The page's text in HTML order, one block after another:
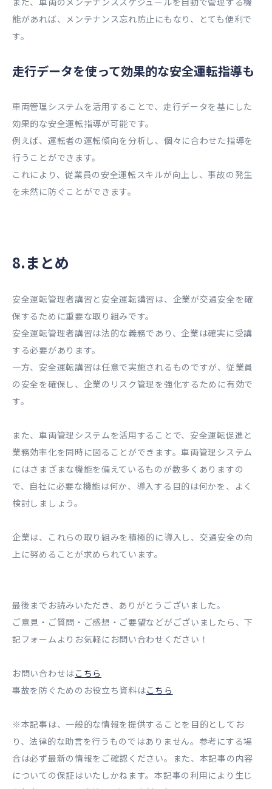
能があれば、メンテナンス忘れ防止にもなり、とても便利で
す。
走行データを使って効果的な安全運転指導も
車両管理システムを活用することで、走行データを基にした
効果的な安全運転指導が可能です。
例えば、運転者の運転傾向を分析し、個々に合わせた指導を
行うことができます。
これにより、従業員の安全運転スキルが向上し、事故の発生
を未然に防ぐことができます。
8.まとめ
安全運転管理者講習と安全運転講習は、企業が交通安全を確
保するために重要な取り組みです。
安全運転管理者講習は法的な義務であり、企業は確実に受講
する必要があります。
一方、安全運転講習は任意で実施されるものですが、従業員
の安全を確保し、企業のリスク管理を強化するために有効で
す。
また、車両管理システムを活用することで、安全運転促進と
業務効率化を同時に図ることができます。車両管理システム
にはさまざまな機能を備えているものが数多くありますの
で、自社に必要な機能は何か、導入する目的は何かを、よく
検討しましょう。
企業は、これらの取り組みを積極的に導入し、交通安全の向
上に努めることが求められています。
最後までお読みいただき、ありがとうございました。
ご意見・ご質問・ご感想・ご要望などがございましたら、下
記フォームよりお気軽にお問い合わせください！
お問い合わせはこちら
事故を防ぐためのお役立ち資料はこちら
※本記事は、一般的な情報を提供することを目的としてお
り、法律的な助言を行うものではありません。参考にする場
合は必ず最新の情報をご確認ください。また、本記事の内容
についての保証はいたしかねます。本記事の利用により生じ